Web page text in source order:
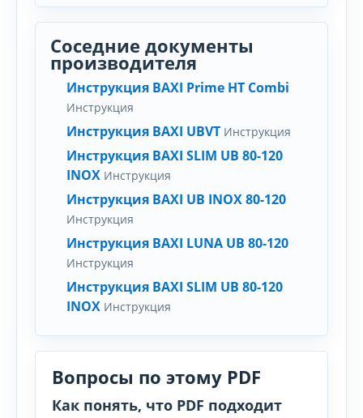
Соседние документы
производителя
Инструкция BAXI Prime HT Combi
Инструкция
Инструкция BAXI UBVT Инструкция
Инструкция BAXI SLIM UB 80-120
INOX Инструкция
Инструкция BAXI UB INOX 80-120
Инструкция
Инструкция BAXI LUNA UB 80-120
Инструкция
Инструкция BAXI SLIM UB 80-120
INOX Инструкция
Вопросы по этому PDF
Как понять, что PDF подходит